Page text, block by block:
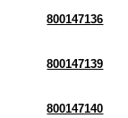
800147136
800147139
800147140